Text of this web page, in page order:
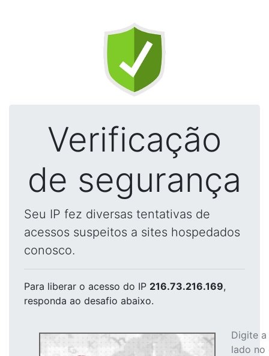
Verificação
de segurança
Seu IP fez diversas tentativas de
acessos suspeitos a sites hospedados
conosco.
Para liberar o acesso do IP 216.73.216.169,
responda ao desafio abaixo.
Digite
lado no